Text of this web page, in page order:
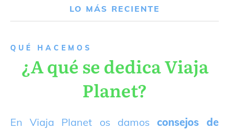
LO MÁS RECIENTE
QUÉ HACEMOS
¿A qué se dedica Viaja
Planet?
En Viaja Planet os damos consejos de